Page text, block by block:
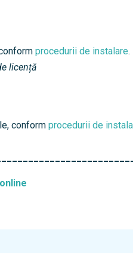
procedurii de instalare.
licență
conform procedurii de